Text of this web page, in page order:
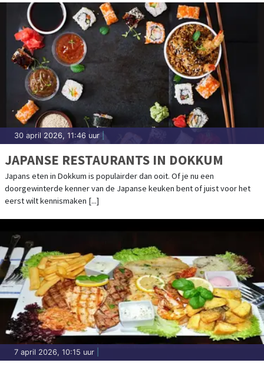
30 april 2026, 11:46 uur
JAPANSE RESTAURANTS IN DOKKUM
Japans eten in Dokkum is populairder dan ooit. Of je nu een
doorgewinterde kenner van de Japanse keuken bent of juist voor het
eerst wilt kennismaken [...]
7 april 2026, 10:15 uur